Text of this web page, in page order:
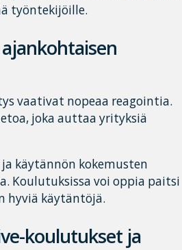
työntekijöille.
vaativat nopeaa reagointia.
joka auttaa yrityksiä
käytännön kokemusten
Koulutuksissa voi oppia paitsi
hyviä käytäntöjä.
koulutukset ja